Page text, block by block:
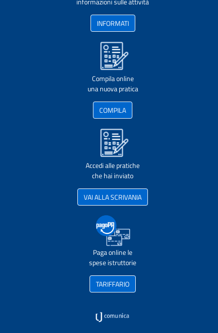
INFORMATI
Compila online
una nuova pratica
COMPILA
Accedi alle pratiche
che hai inviato
VAI ALLA SCRIVANIA
Paga online le
spese istruttorie
TARIFFARIO